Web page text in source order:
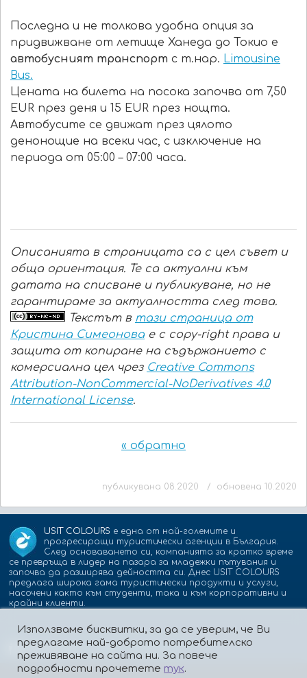
Последна и не толкова удобна опция за
придвижване от летище Ханеда до Токио е
автобусният транспорт с т.нар. Limousine
Bus.
Цената на билета на посока започва от 7,50
EUR през деня и 15 EUR през нощта.
Автобусите се движат през цялото
денонощие на всеки час, с изключение на
периода от 05:00 – 07:00 часа.
Описанията в страницата са с цел съвет и
обща ориентация. Те са актуални към
датата на списване и публикуване, но не
гарантираме за актуалността след това.
Текстът в тази страница от
Кристина Симеонова е с copy-right права и
защита от копиране на съдържанието с
комерсиална цел чрез Creative Commons
Attribution-NonCommercial-NoDerivatives 4.0
International License.
« обратно
публикувана 08.2020 / обновена 10.2020
USIT COLOURS е една от най-големите и
прогресиращи туристически агенции в България.
След основаването си, компанията за кратко време
се превръща в лидер на пазара за младежки пътувания и
започва да разширява дейността си. Днес USIT COLOURS
предлага широка гама туристически продукти и услуги,
насочени както към студенти, така и към корпоративни и
крайни клиенти.
Партньори: isic.bg dskbank.bg
Използваме бисквитки, за да се уверим, че Ви
предлагаме най-доброто потребителско
преживяване на сайта ни. За повече
подробности прочетете тук.